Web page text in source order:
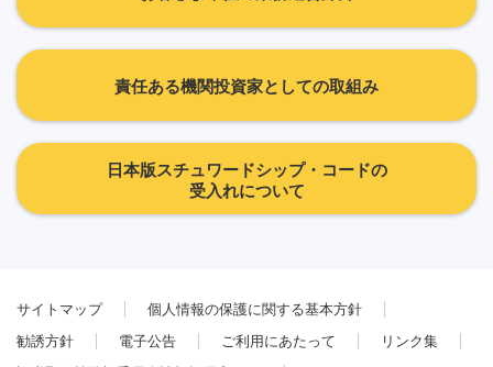
責任ある機関投資家としての取組み
日本版スチュワードシップ・コードの
受入れについて
サイトマップ
個人情報の保護に関する基本方針
勧誘方針
電子公告 ご利用にあたって
リンク集